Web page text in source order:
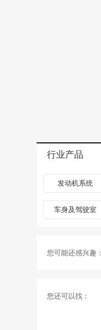
行业产品
发动机系统
车身及驾驶室
您可能还感兴趣：
您还可以找：